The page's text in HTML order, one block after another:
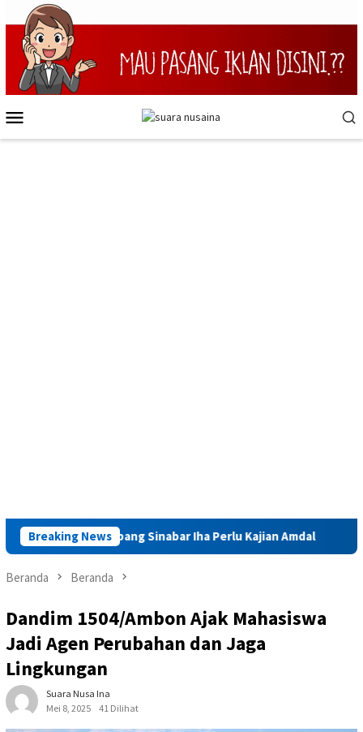
Loncat
ke
konten
Mobile
Breaking News
Tambang Sinabar Iha Perlu Kajian Amdal Launching
Beranda Beranda
Dandim 1504/Ambon Ajak Mahasiswa
Jadi Agen Perubahan dan Jaga
Lingkungan
Suara Nusa Ina
Mei 8, 2025
41 Dilihat